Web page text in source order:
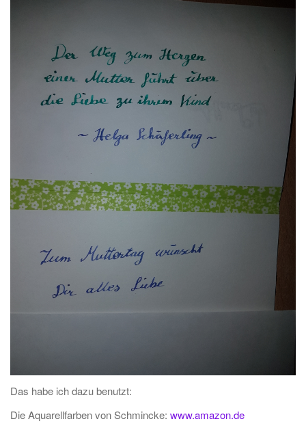
Das habe ich dazu benutzt:
Die Aquarellfarben von Schmincke: www.amazon.de